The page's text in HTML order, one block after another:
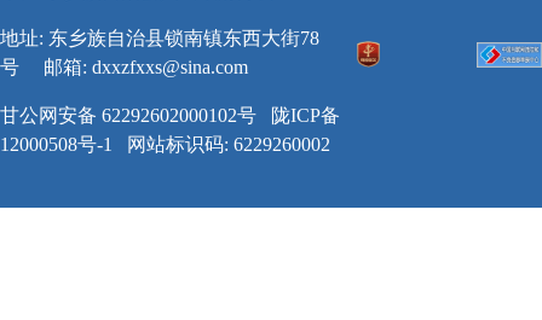
地址: 东乡族自治县锁南镇东西大街78
号
邮箱: dxxzfxxs@sina.com
甘公网安备 62292602000102号
陇ICP备
12000508号-1
网站标识码: 6229260002